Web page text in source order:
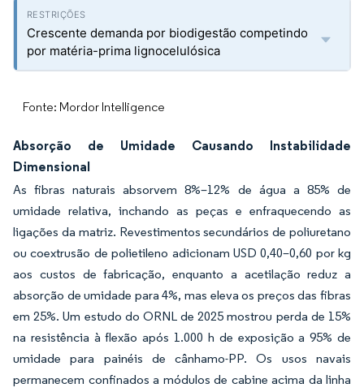
Crescente demanda por biodigestão competindo
por matéria-prima lignocelulósica
Fonte: Mordor Intelligence
Absorção de Umidade Causando Instabilidade
Dimensional
As fibras naturais absorvem 8%–12% de água a 85% de
umidade relativa, inchando as peças e enfraquecendo as
ligações da matriz. Revestimentos secundários de poliuretano
ou coextrusão de polietileno adicionam USD 0,40–0,60 por kg
aos custos de fabricação, enquanto a acetilação reduz a
absorção de umidade para 4%, mas eleva os preços das fibras
em 25%. Um estudo do ORNL de 2025 mostrou perda de 15%
na resistência à flexão após 1.000 h de exposição a 95% de
umidade para painéis de cânhamo-PP. Os usos navais
permanecem confinados a módulos de cabine acima da linha